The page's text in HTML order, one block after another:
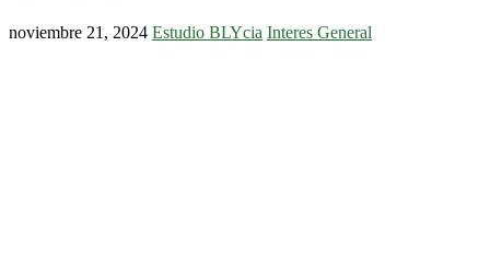
noviembre 21, 2024 Estudio BLYcia Interes General